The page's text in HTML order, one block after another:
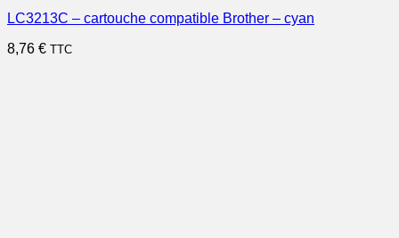
LC3213C – cartouche compatible Brother – cyan
8,76 € TTC